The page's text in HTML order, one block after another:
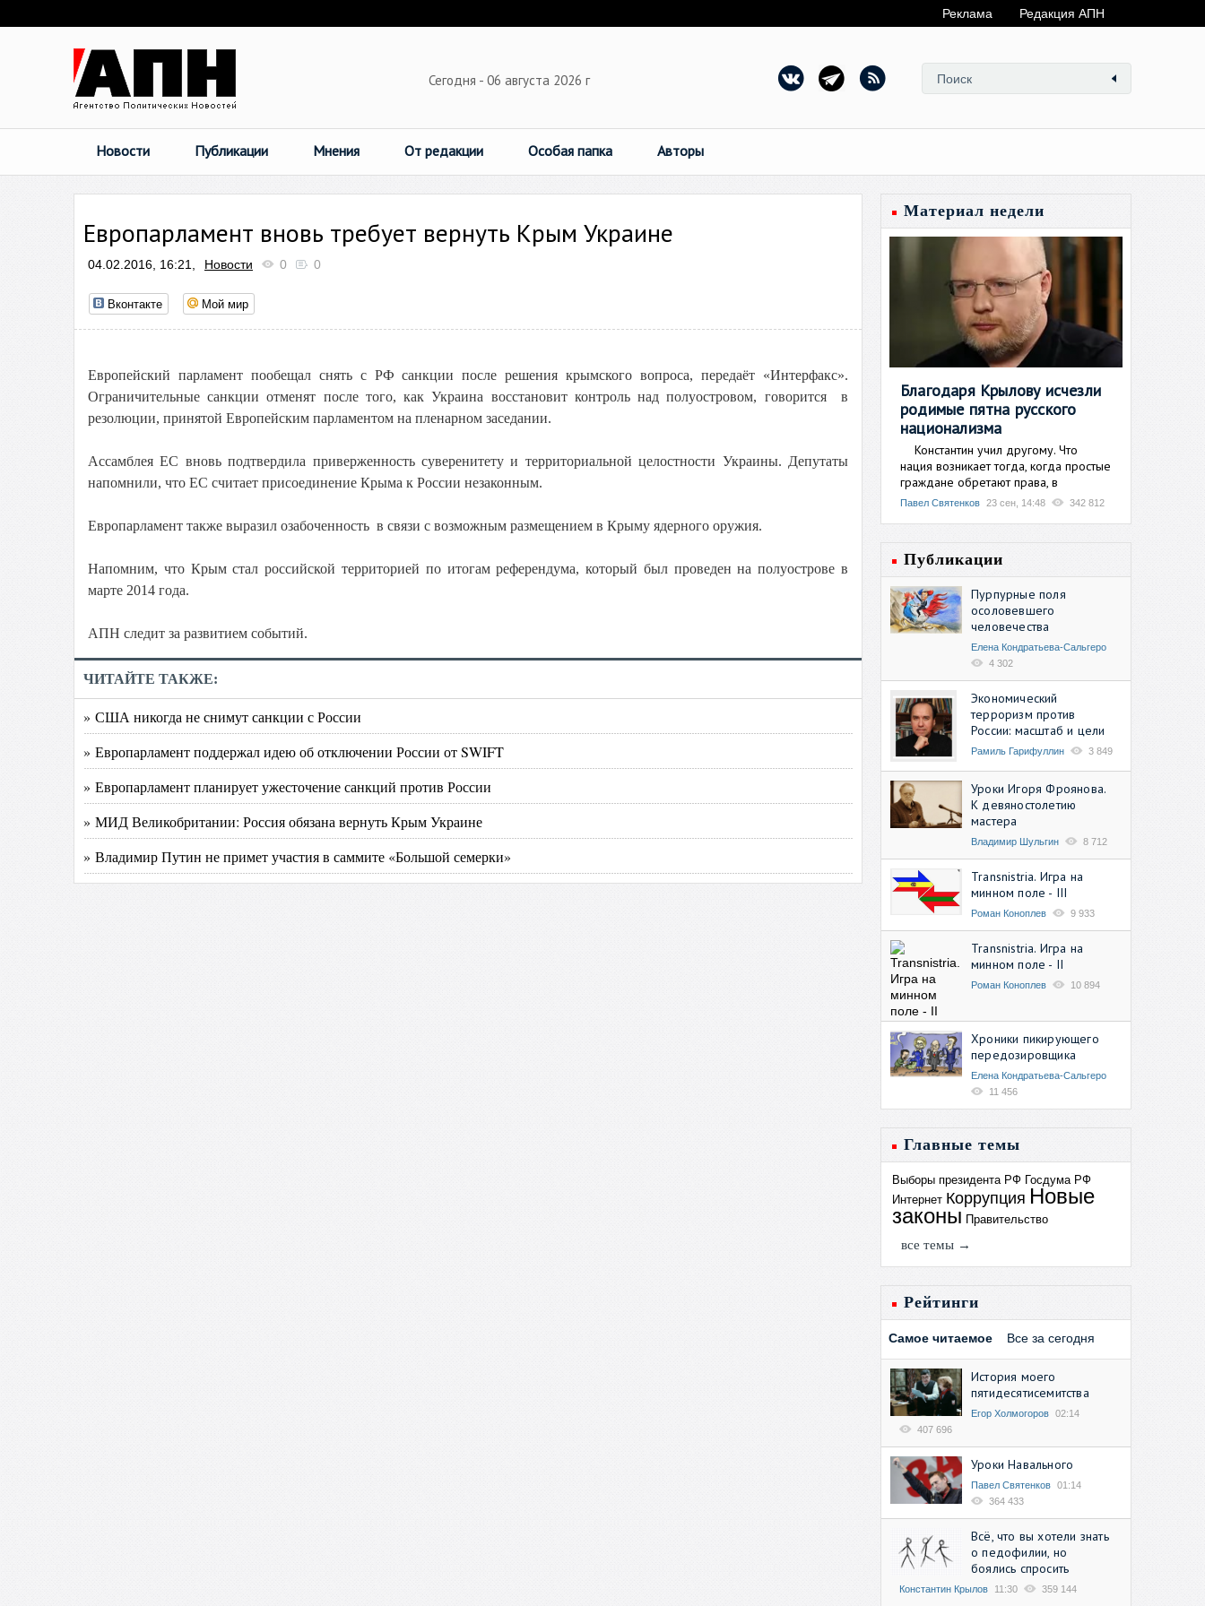
Реклама Редакция АПН
Сегодня - 06 августа 2026 г
Новости Публикации Мнения От редакции Особая папка Авторы
Европарламент вновь требует вернуть Крым Украине
04.02.2016, 16:21, Новости 0 0
Вконтакте Мой мир
Европейский парламент пообещал снять с РФ санкции после решения крымского вопроса, передаёт «Интерфакс».
Ограничительные санкции отменят после того, как Украина восстановит контроль над полуостровом, говорится в
резолюции, принятой Европейским парламентом на пленарном заседании.
Ассамблея ЕС вновь подтвердила приверженность суверенитету и территориальной целостности Украины. Депутаты
напомнили, что ЕС считает присоединение Крыма к России незаконным.
Европарламент также выразил озабоченность в связи с возможным размещением в Крыму ядерного оружия.
Напомним, что Крым стал российской территорией по итогам референдума, который был проведен на полуострове в
марте 2014 года.
АПН следит за развитием событий.
ЧИТАЙТЕ ТАКЖЕ:
» США никогда не снимут санкции с России
» Европарламент поддержал идею об отключении России от SWIFT
» Европарламент планирует ужесточение санкций против России
» МИД Великобритании: Россия обязана вернуть Крым Украине
» Владимир Путин не примет участия в саммите «Большой семерки»
Материал недели
Благодаря Крылову исчезли
родимые пятна русского
национализма
Константин учил другому. Что
нация возникает тогда, когда простые
граждане обретают права, в
Павел Святенков 23 сен, 14:48 342 812
Публикации
Пурпурные поля
осоловевшего
человечества
Елена Кондратьева-Сальгеро
4 302
Экономический
терроризм против
России: масштаб и цели
Рамиль Гарифуллин 3 849
Уроки Игоря Фроянова.
К девяностолетию
мастера
Владимир Шульгин 8 712
Transnistria. Игра на
минном поле - III
Роман Коноплев 9 933
Transnistria. Игра на
минном поле - II
Роман Коноплев 10 894
Хроники пикирующего
передозировщика
Елена Кондратьева-Сальгеро
11 456
Главные темы
Выборы президента РФ Госдума РФ
Интернет Коррупция Новые
законы Правительство
все темы →
Рейтинги
Самое читаемое Все за сегодня
История моего
пятидесятисемитства
Егор Холмогоров 02:14
407 696
Уроки Навального
Павел Святенков 01:14
364 433
Всё, что вы хотели знать
о педофилии, но
боялись спросить
Константин Крылов 11:30 359 144